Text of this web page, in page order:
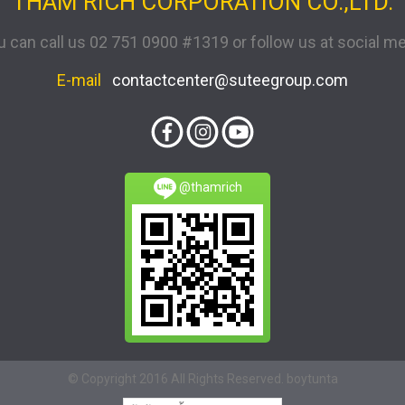
can call us 02 751 0900 #1319 or follow us at social
E-mail contactcenter@suteegroup.com
@thamrich
© Copyright 2016 All Rights Reserved. boytunta